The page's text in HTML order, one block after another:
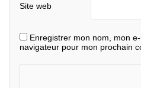
Site web
Enregistrer mon nom, mon
navigateur pour mon prochain